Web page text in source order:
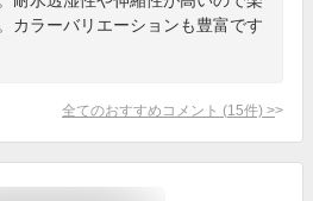
カラーバリエーションも豊富です
全てのおすすめコメント (15件) >